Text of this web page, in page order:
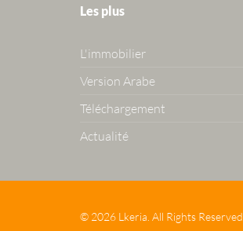
Les plus
L'immobilier
Version Arabe
Téléchargement
Actualité
© 2026 Lkeria. All Rights Reserved.